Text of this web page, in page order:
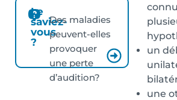
Le
saviez-
vous
?
Des maladies
peuvent-elles
provoquer
une perte
d’audition?
un
une